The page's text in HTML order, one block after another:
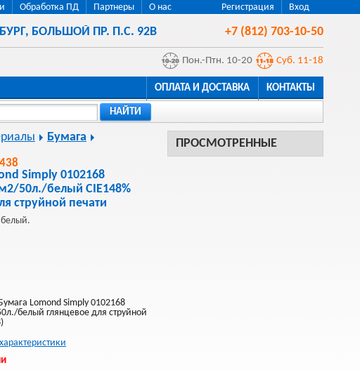
Регистрация Вход
Обработка ПД Партнеры
О нас
, БОЛЬШОЙ ПР. П.С. 92В +7 (812) 703-10-50
Пон.-Птн. 10-20 Суб. 11-18
ОПЛАТА И ДОСТАВКА КОНТАКТЫ
НАЙТИ
ПРОСМОТРЕННЫЕ
Бумага
Simply 0102168
50л./белый CIE148%
струйной печати
белый.
Lomond Simply 0102168
белый глянцевое для струйной